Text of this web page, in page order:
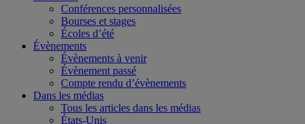
Conférences personnalisées
Bourses et stages
Écoles d’été
Évènements
Évènements à venir
Évènement passé
Compte rendu d’évènements
Dans les médias
Tous les articles dans les médias
États-Unis